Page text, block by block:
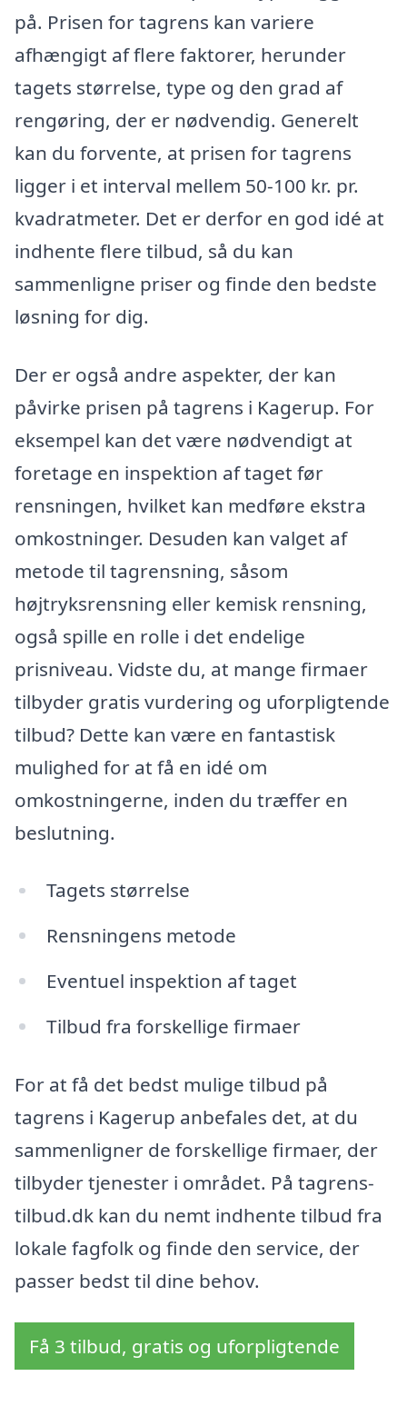
på. Prisen for tagrens kan variere
afhængigt af flere faktorer, herunder
tagets størrelse, type og den grad af
rengøring, der er nødvendig. Generelt
kan du forvente, at prisen for tagrens
ligger i et interval mellem 50-100 kr. pr.
kvadratmeter. Det er derfor en god idé at
indhente flere tilbud, så du kan
sammenligne priser og finde den bedste
løsning for dig.
Der er også andre aspekter, der kan
påvirke prisen på tagrens i Kagerup. For
eksempel kan det være nødvendigt at
foretage en inspektion af taget før
rensningen, hvilket kan medføre ekstra
omkostninger. Desuden kan valget af
metode til tagrensning, såsom
højtryksrensning eller kemisk rensning,
også spille en rolle i det endelige
prisniveau. Vidste du, at mange firmaer
tilbyder gratis vurdering og uforpligtende
tilbud? Dette kan være en fantastisk
mulighed for at få en idé om
omkostningerne, inden du træffer en
beslutning.
Tagets størrelse
Rensningens metode
Eventuel inspektion af taget
Tilbud fra forskellige firmaer
For at få det bedst mulige tilbud på
tagrens i Kagerup anbefales det, at du
sammenligner de forskellige firmaer, der
tilbyder tjenester i området. På tagrens-
tilbud.dk kan du nemt indhente tilbud fra
lokale fagfolk og finde den service, der
passer bedst til dine behov.
Få 3 tilbud, gratis og uforpligtende